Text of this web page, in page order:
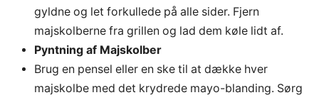
gyldne og let forkullede på alle sider. Fjern
majskolberne fra grillen og lad dem køle lidt af.
Pyntning af Majskolber
Brug en pensel eller en ske til at dække hver
majskolbe med det krydrede mayo-blanding. Sørg